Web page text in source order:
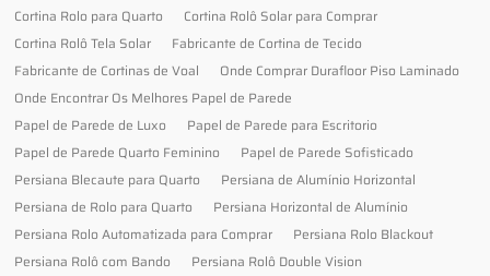
Cortina Rolo para Quarto
Cortina Rolô Solar para Comprar
Cortina Rolô Tela Solar
Fabricante de Cortina de Tecido
Fabricante de Cortinas de Voal
Onde Comprar Durafloor Piso Laminado
Onde Encontrar Os Melhores Papel de Parede
Papel de Parede de Luxo
Papel de Parede para Escritorio
Papel de Parede Quarto Feminino
Papel de Parede Sofisticado
Persiana Blecaute para Quarto
Persiana de Alumínio Horizontal
Persiana de Rolo para Quarto
Persiana Horizontal de Alumínio
Persiana Rolo Automatizada para Comprar
Persiana Rolo Blackout
Persiana Rolô com Bando
Persiana Rolô Double Vision